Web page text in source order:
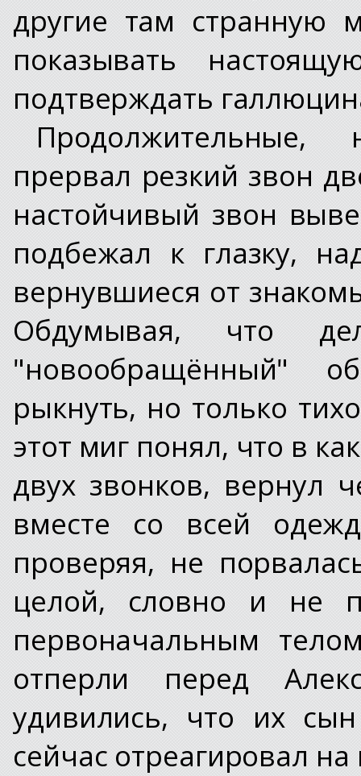
другие там странную
показывать
подтверждать
прервал резкий звон
настойчивый звон
подбежал к глазку,
вернувшиеся от
Обдумывая, что
"новообращённый"
рыкнуть, но только
этот миг понял, что в
двух звонков, вернул
вместе со всей
проверяя, не
целой, словно и не
первоначальным
отперли перед
удивились, что их
сейчас отреагировал